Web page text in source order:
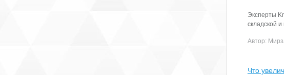
Эксперты
складской
Автор:
Что